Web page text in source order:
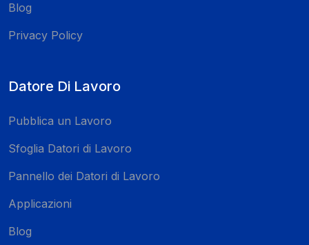
Blog
Privacy Policy
Datore Di Lavoro
Pubblica un Lavoro
Sfoglia Datori di Lavoro
Pannello dei Datori di Lavoro
Applicazioni
Blog